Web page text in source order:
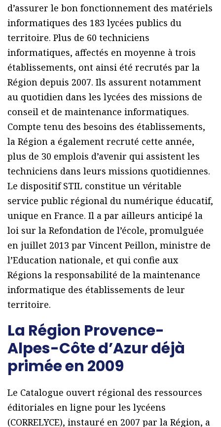
d’assurer le bon fonctionnement des matériels
informatiques des 183 lycées publics du
territoire. Plus de 60 techniciens
informatiques, affectés en moyenne à trois
établissements, ont ainsi été recrutés par la
Région depuis 2007. Ils assurent notamment
au quotidien dans les lycées des missions de
conseil et de maintenance informatiques.
Compte tenu des besoins des établissements,
la Région a également recruté cette année,
plus de 30 emplois d’avenir qui assistent les
techniciens dans leurs missions quotidiennes.
Le dispositif STIL constitue un véritable
service public régional du numérique éducatif,
unique en France. Il a par ailleurs anticipé la
loi sur la Refondation de l’école, promulguée
en juillet 2013 par Vincent Peillon, ministre de
l’Education nationale, et qui confie aux
Régions la responsabilité de la maintenance
informatique des établissements de leur
territoire.
La Région Provence-
Alpes-Côte d’Azur déjà
primée en 2009
Le Catalogue ouvert régional des ressources
éditoriales en ligne pour les lycéens
(CORRELYCE), instauré en 2007 par la Région, a